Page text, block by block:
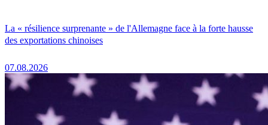
La « résilience surprenante » de l'Allemagne face à la forte hausse
des exportations chinoises
07.08.2026